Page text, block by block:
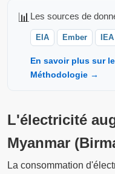
📊 Les sources de
EIA Ember IEA
En savoir plus sur
Méthodologie →
L'électricité
Myanmar
La consommation